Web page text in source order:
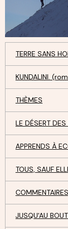
TERRE SANS
KUNDALINI.
THÈMES
LE DÉSERT
APPRENDS À
TOUS, SAUF
JUSQU'AU